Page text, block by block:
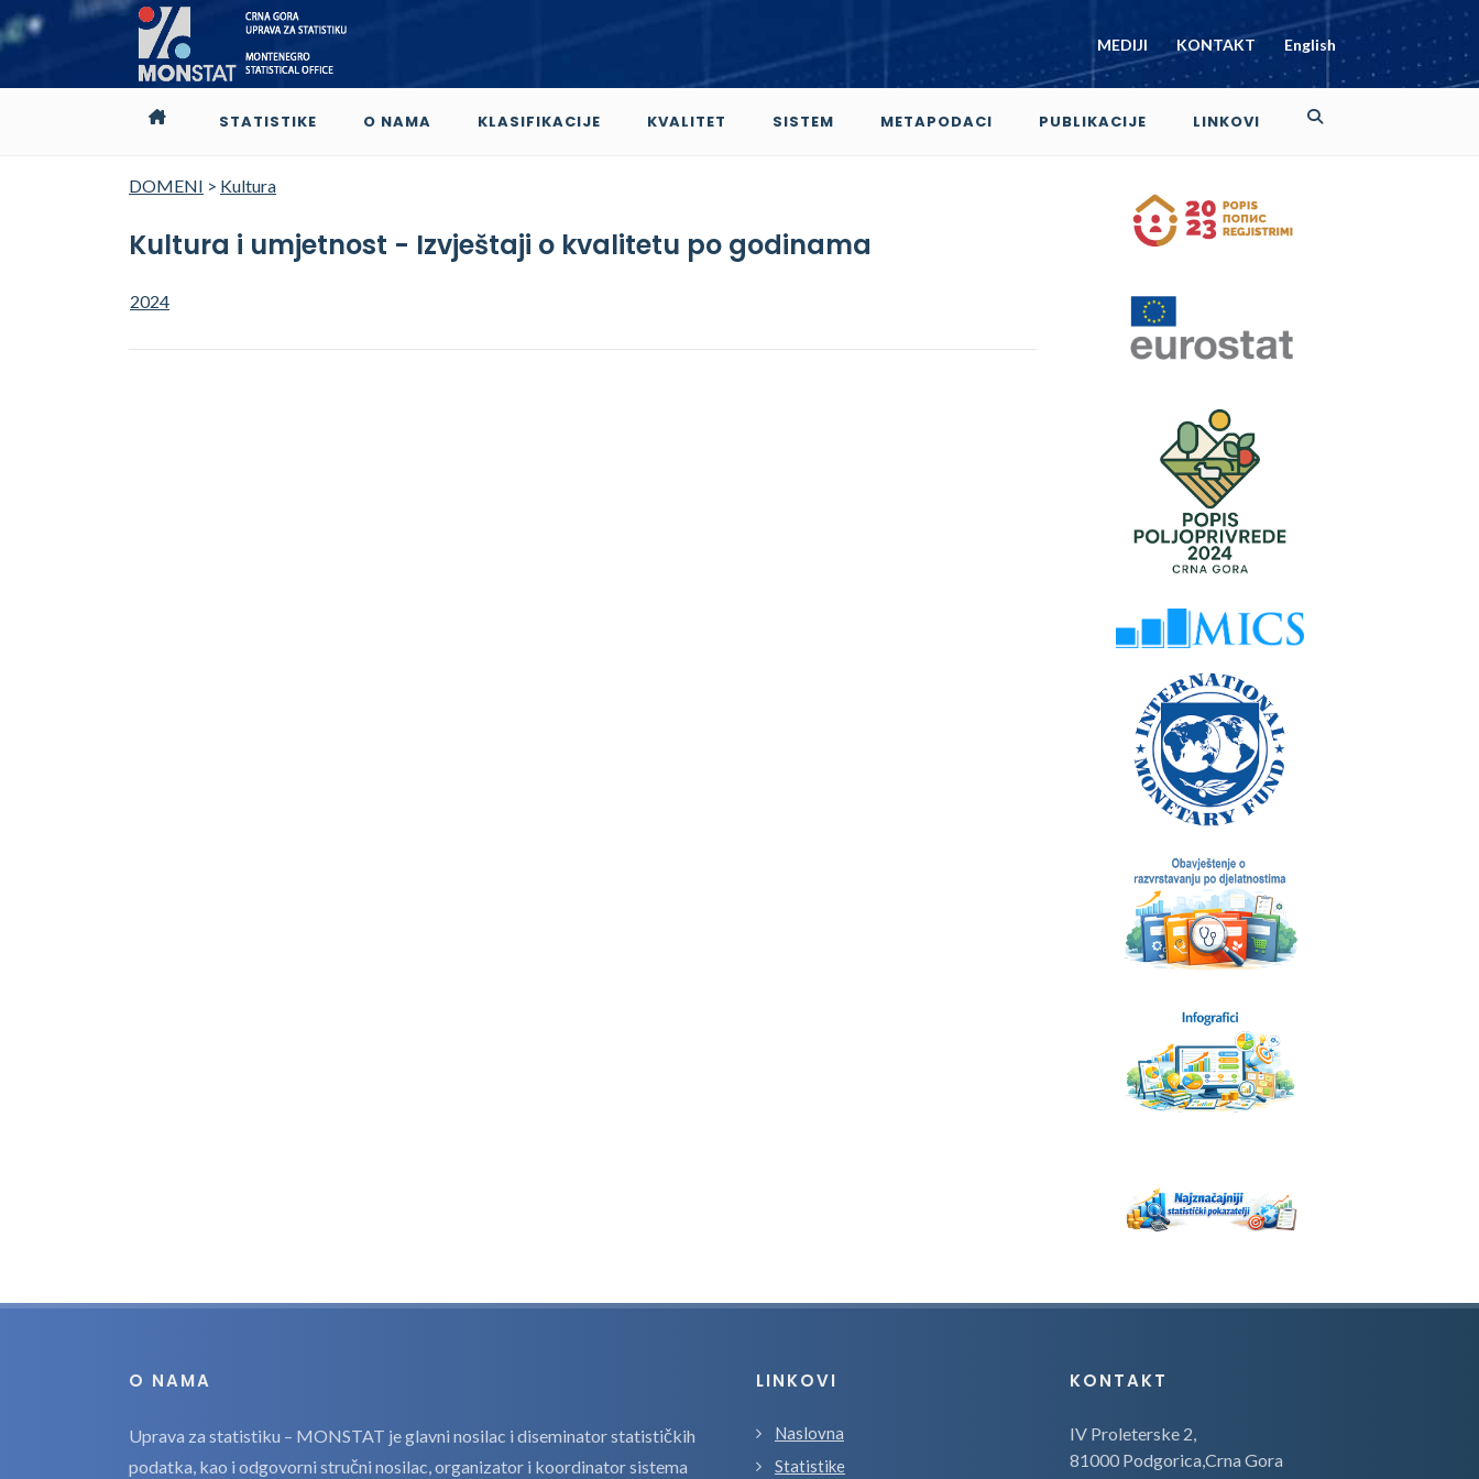
MEDIJI KONTAKT English
STATISTIKE O NAMA KLASIFIKACIJE KVALITET SISTEM METAPODACI PUBLIKACIJE LINKOVI
DOMENI > Kultura
Kultura i umjetnost - Izvještaji o kvalitetu po godinama
2024
O NAMA
Uprava za statistiku – MONSTAT je glavni nosilac i diseminator statističkih
podatka, kao i odgovorni stručni nosilac, organizator i koordinator sistema
LINKOVI
Naslovna
Statistike
KONTAKT
IV Proleterske 2,
81000 Podgorica,Crna Gora